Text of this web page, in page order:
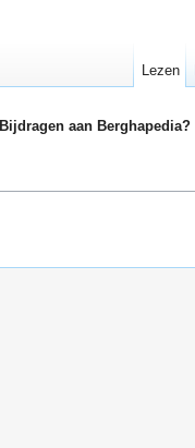
Bijdragen aan Berghapedia?
Lezen